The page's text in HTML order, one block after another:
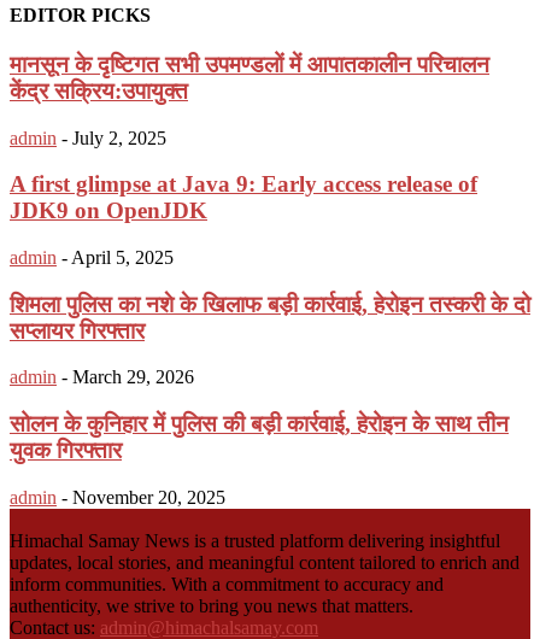
EDITOR PICKS
मानसून के दृष्टिगत सभी उपमण्डलों में आपातकालीन परिचालन
केंद्र सक्रिय:उपायुक्त
admin - July 2, 2025
A first glimpse at Java 9: Early access release of
JDK9 on OpenJDK
admin - April 5, 2025
शिमला पुलिस का नशे के खिलाफ बड़ी कार्रवाई, हेरोइन तस्करी के दो
सप्लायर गिरफ्तार
admin - March 29, 2026
सोलन के कुनिहार में पुलिस की बड़ी कार्रवाई, हेरोइन के साथ तीन
युवक गिरफ्तार
admin - November 20, 2025
Himachal Samay News is a trusted platform delivering insightful
updates, local stories, and meaningful content tailored to enrich and
inform communities. With a commitment to accuracy and
authenticity, we strive to bring you news that matters.
Contact us: admin@himachalsamay.com